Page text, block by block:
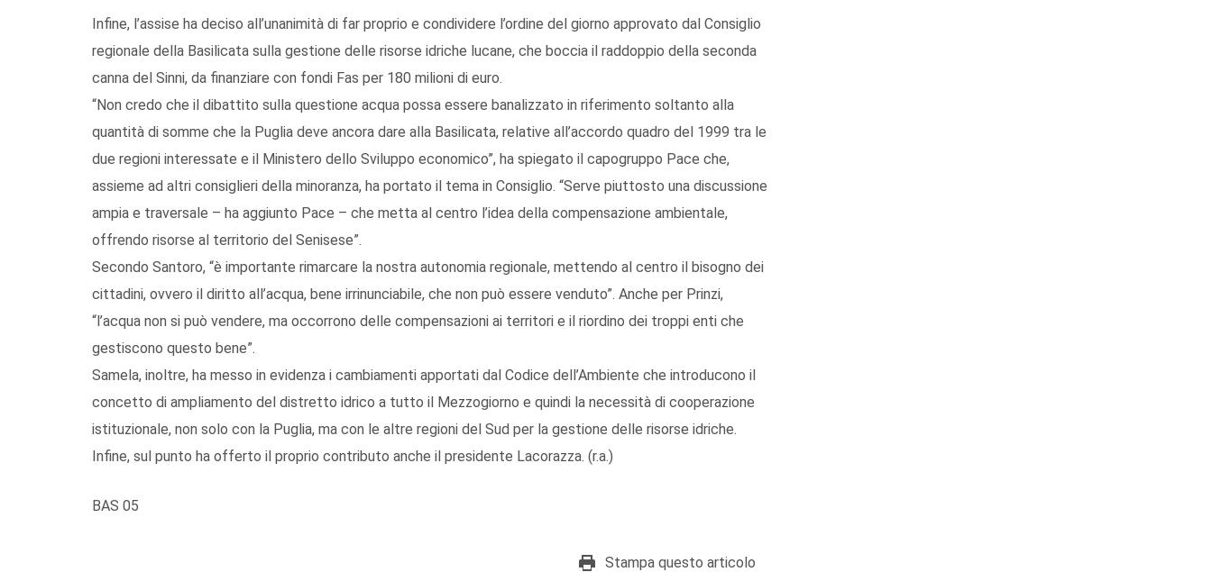
Infine, l’assise ha deciso all’unanimità di far proprio e condividere l’ordine del giorno approvato dal Consiglio
regionale della Basilicata sulla gestione delle risorse idriche lucane, che boccia il raddoppio della seconda
canna del Sinni, da finanziare con fondi Fas per 180 milioni di euro.
“Non credo che il dibattito sulla questione acqua possa essere banalizzato in riferimento soltanto alla
quantità di somme che la Puglia deve ancora dare alla Basilicata, relative all’accordo quadro del 1999 tra le
due regioni interessate e il Ministero dello Sviluppo economico”, ha spiegato il capogruppo Pace che,
assieme ad altri consiglieri della minoranza, ha portato il tema in Consiglio. “Serve piuttosto una discussione
ampia e traversale – ha aggiunto Pace – che metta al centro l’idea della compensazione ambientale,
offrendo risorse al territorio del Senisese”.
Secondo Santoro, “è importante rimarcare la nostra autonomia regionale, mettendo al centro il bisogno dei
cittadini, ovvero il diritto all’acqua, bene irrinunciabile, che non può essere venduto”. Anche per Prinzi,
“l’acqua non si può vendere, ma occorrono delle compensazioni ai territori e il riordino dei troppi enti che
gestiscono questo bene”.
Samela, inoltre, ha messo in evidenza i cambiamenti apportati dal Codice dell’Ambiente che introducono il
concetto di ampliamento del distretto idrico a tutto il Mezzogiorno e quindi la necessità di cooperazione
istituzionale, non solo con la Puglia, ma con le altre regioni del Sud per la gestione delle risorse idriche.
Infine, sul punto ha offerto il proprio contributo anche il presidente Lacorazza. (r.a.)
BAS 05
Stampa questo articolo